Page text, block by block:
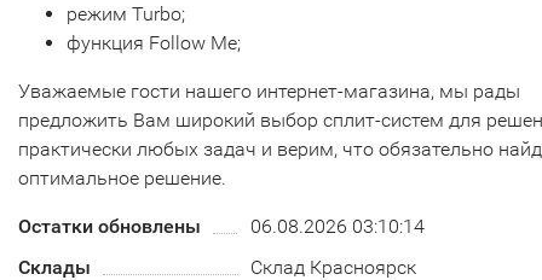
режим Turbo;
функция Follow Me;
Уважаемые гости нашего интернет-магазина, мы рады
предложить Вам широкий выбор сплит-систем для
практически любых задач и верим, что обязательно
оптимальное решение.
Остатки обновлены
06.08.2026 03:10:14
Склады
Склад Красноярск